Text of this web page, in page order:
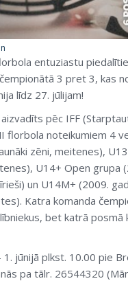
entuziastu
3 pret 3, kas
līdz 27. jūlijam!
pēc IFF
florbola noteikumiem 4
zēni, meitenes),
U14+ Open grupa
un U14M+ (2009.
Katra komanda
bet katrā posmā
1. jūnijā plkst. 10.00 pie
pa tālr. 26544320